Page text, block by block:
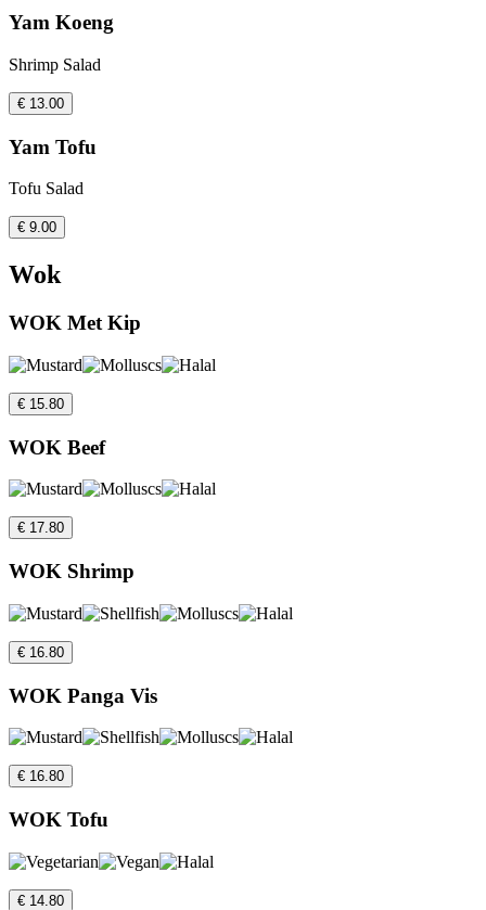
Yam Koeng
Shrimp Salad
€ 13.00
Yam Tofu
Tofu Salad
€ 9.00
Wok
WOK Met Kip
€ 15.80
WOK Beef
€ 17.80
WOK Shrimp
€ 16.80
WOK Panga Vis
€ 16.80
WOK Tofu
€ 14.80